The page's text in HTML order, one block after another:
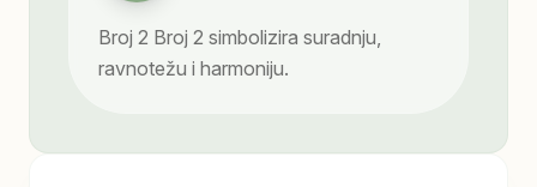
Broj 2 Broj 2 simbolizira suradnju,
ravnotežu i harmoniju.